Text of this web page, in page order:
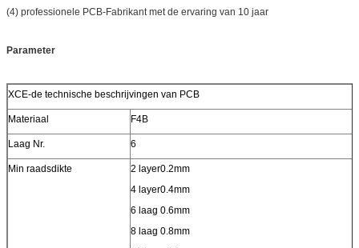
(4) professionele PCB-Fabrikant met de ervaring van 10 jaar
Parameter
XCE-de technische beschrijvingen van PCB
Materiaal F4B
Laag Nr. 6
Min raadsdikte
2 layer0.2mm
4 layer0.4mm
6 laag 0.6mm
8 laag 0.8mm